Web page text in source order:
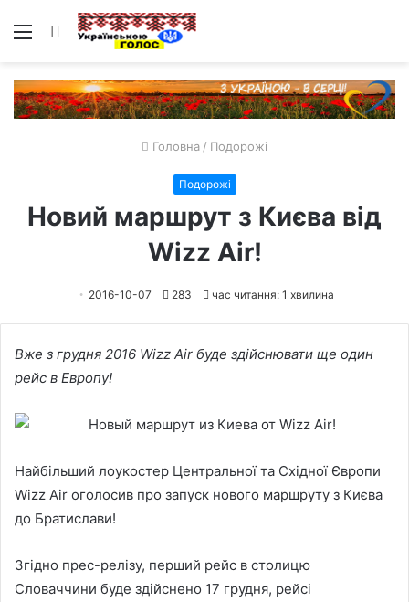
Меню Пошук
Головна / Подорожі
Подорожі
Новий маршрут з Києва від
Wizz Air!
2016-10-07 283 час читання: 1 хвилина
Вже з грудня 2016 Wizz Air буде здійснювати ще один
рейс в Европу!
Найбільший лоукостер Центральної та Східної Європи
Wizz Air оголосив про запуск нового маршруту з Києва
до Братислави!
Згідно прес-релізу, перший рейс в столицю
Словаччини буде здійснено 17 грудня, рейсі